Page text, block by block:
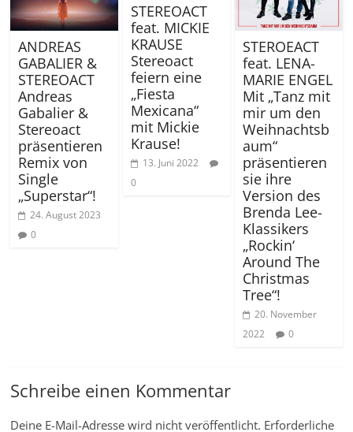
ANDREAS
GABALIER &
STEREOACT
Andreas
Gabalier &
Stereoact
präsentieren
Remix von
Single
„Superstar“!
24. August 2023
0
STEREOACT
feat. MICKIE
KRAUSE
Stereoact
feiern eine
„Fiesta
Mexicana“
mit Mickie
Krause!
13. Juni 2022
0
STEROEACT
feat. LENA-
MARIE ENGEL
Mit „Tanz mit
mir um den
Weihnachtsb
aum“
präsentieren
sie ihre
Version des
Brenda Lee-
Klassikers
„Rockin‘
Around The
Christmas
Tree“!
20. November
2022
0
Schreibe einen Kommentar
Deine E-Mail-Adresse wird nicht veröffentlicht. Erforderliche